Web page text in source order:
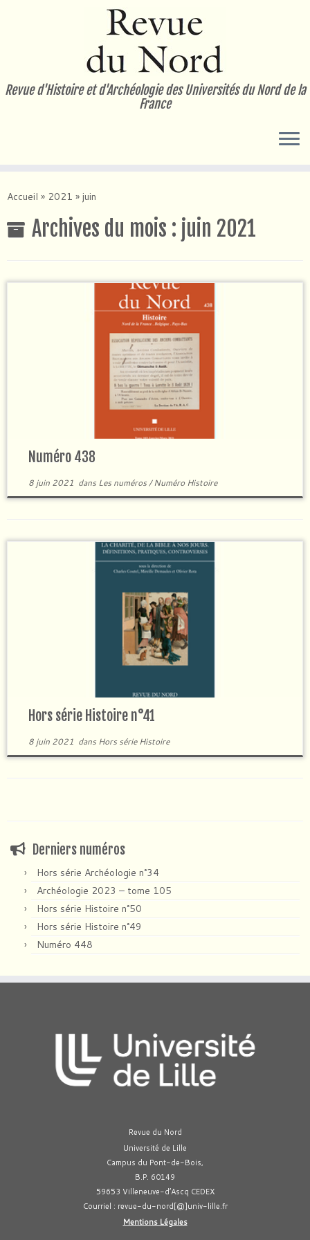
Revue d'Histoire et d'Archéologie des Universités du Nord de la
France
Accueil » 2021 » juin
Archives du mois : juin 2021
Numéro 438
8 juin 2021 dans Les numéros/Numéro Histoire
Hors série Histoire n°41
8 juin 2021 dans Hors série Histoire
Derniers numéros
Hors série Archéologie n°34
Archéologie 2023 – tome 105
Hors série Histoire n°50
Hors série Histoire n°49
Numéro 448
Revue du Nord
Université de Lille
Campus du Pont-de-Bois,
B.P. 60149
59653 Villeneuve-d’Ascq CEDEX
Courriel : revue-du-nord[@]univ-lille.fr
Mentions Légales